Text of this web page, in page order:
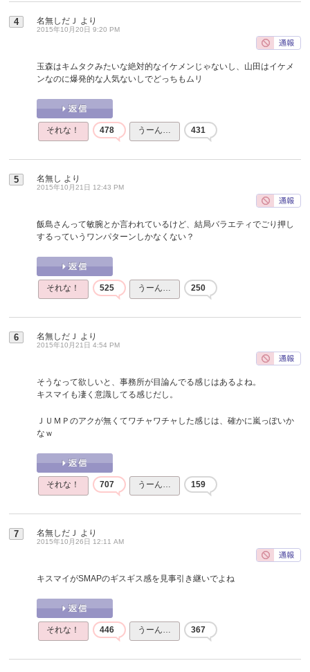
4 名無しだＪ より
2015年10月20日 9:20 PM
玉森はキムタクみたいな絶対的なイケメンじゃないし、山田はイケメ
ンなのに爆発的な人気ないしでどっちもムリ
それな！ 478 うーん… 431
5 名無し より
2015年10月21日 12:43 PM
飯島さんって敏腕とか言われているけど、結局バラエティでごり押し
するっていうワンパターンしかなくない？
それな！ 525 うーん… 250
6 名無しだＪ より
2015年10月21日 4:54 PM
そうなって欲しいと、事務所が目論んでる感じはあるよね。
キスマイも凄く意識してる感じだし。
ＪＵＭＰのアクが無くてワチャワチャした感じは、確かに嵐っぽいか
なｗ
それな！ 707 うーん… 159
7 名無しだＪ より
2015年10月26日 12:11 AM
キスマイがSMAPのギスギス感を見事引き継いでよね
それな！ 446 うーん… 367